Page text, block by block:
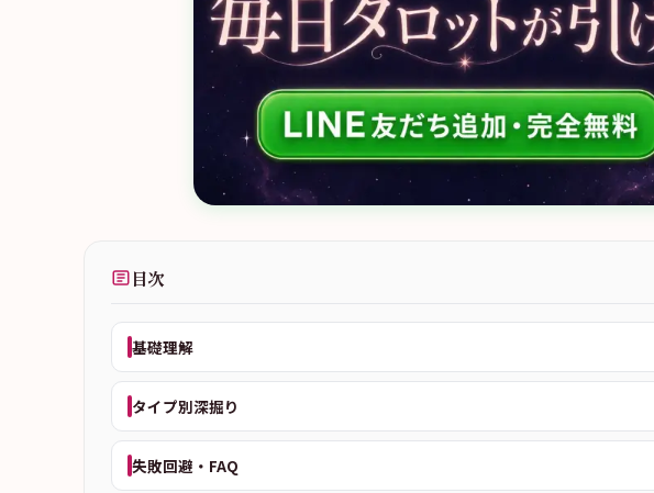
目次
基礎理解
タイプ別深掘り
失敗回避・FAQ